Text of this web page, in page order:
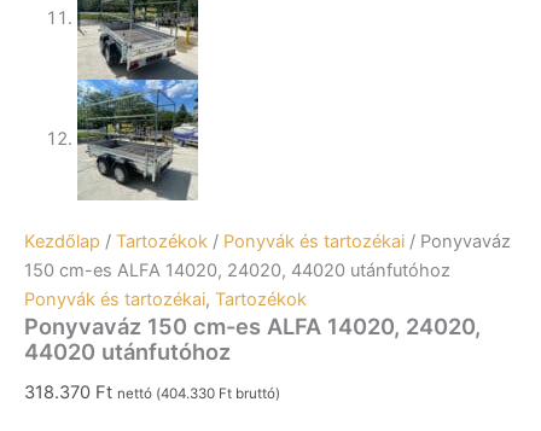
Kezdőlap / Tartozékok / Ponyvák és tartozékai / Ponyvaváz
150 cm-es ALFA 14020, 24020, 44020 utánfutóhoz
Ponyvák és tartozékai, Tartozékok
Ponyvaváz 150 cm-es ALFA 14020, 24020,
44020 utánfutóhoz
318.370 Ft nettó (404.330 Ft bruttó)